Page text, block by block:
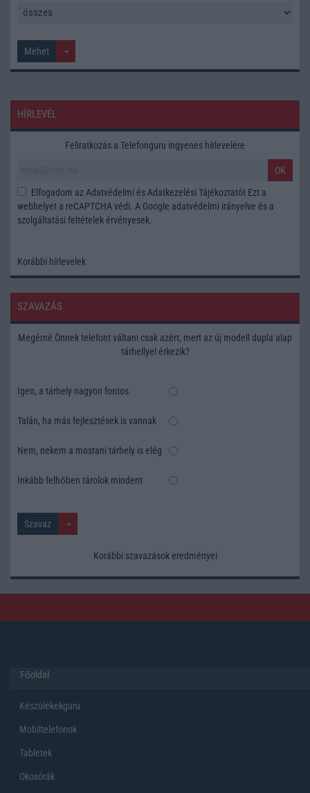
HÍRLEVÉL
Feliratkozás a Telefonguru ingyenes hírlevelére
OK
Elfogadom az Adatvédelmi és Adatkezelési Tájékoztatót Ezt a
webhelyet a reCAPTCHA védi. A Google adatvédelmi irányelve és a
szolgáltatási feltételek érvényesek.
Korábbi hírlevelek
SZAVAZÁS
Megérné Önnek telefont váltani csak azért, mert az új modell dupla alap
tárhellyel érkezik?
Igen, a tárhely nagyon fontos
Talán, ha más fejlesztések is vannak
Nem, nekem a mostani tárhely is elég
Inkább felhőben tárolok mindent
Korábbi szavazások eredményei
Főoldal
Készülékekguru
Mobiltelefonok
Tabletek
Okosórák